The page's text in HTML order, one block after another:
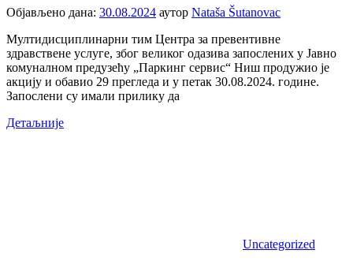
Објављено дана: 30.08.2024 аутор Nataša Šutanovac
Мултидисциплинарни тим Центра за превентивне
здравствене услуге, због великог одазива запослених у Јавно
комуналном предузећу „Паркинг сервис“ Ниш продужио је
акцију и обавио 29 прегледа и у петак 30.08.2024. године.
Запослени су имали прилику да
Детаљније
Uncategorized